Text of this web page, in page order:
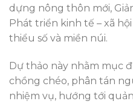
dựng nông thôn mới,
Phát triển kinh tế – xã
thiểu số và miền núi.
Dự thảo này nhằm mục
chồng chéo, phân tán
nhiệm vụ, hướng tới